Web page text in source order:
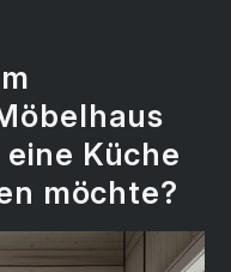
Küche
möchte?